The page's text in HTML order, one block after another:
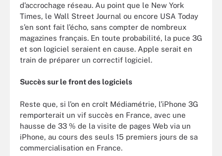
d’accrochage réseau. Au point que le New York
Times, le Wall Street Journal ou encore USA Today
s’en sont fait l’écho, sans compter de nombreux
magazines français. En toute probabilité, la puce 3G
et son logiciel seraient en cause. Apple serait en
train de préparer un correctif logiciel.
Succès sur le front des logiciels
Reste que, si l’on en croît Médiamétrie, l’iPhone 3G
remporterait un vif succès en France, avec une
hausse de 33 % de la visite de pages Web via un
iPhone, au cours des seuls 15 premiers jours de sa
commercialisation en France.